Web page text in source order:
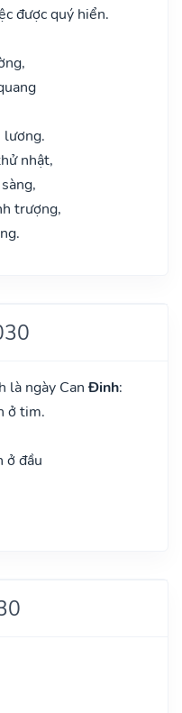
được quý hiển.
lương.
nhật,
trượng,
là ngày CanĐinh:
ở tim.
ở đầu